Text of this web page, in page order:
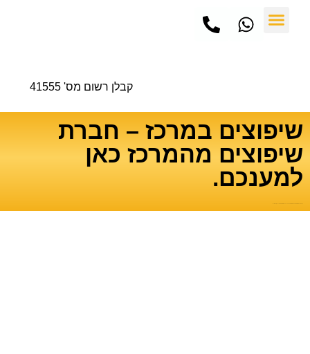
קבלן רשום מס' 41555
שיפוצים במרכז – חברת
שיפוצים מהמרכז כאן
למענכם.